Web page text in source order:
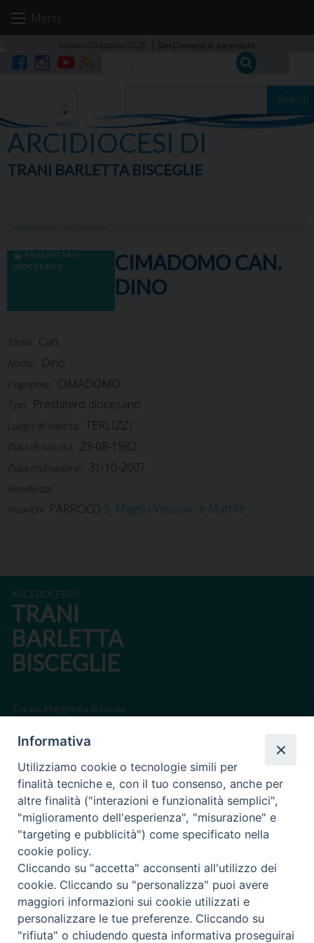
Menu
San Domenico, sacerdote
Search
ARCIDIOCESI DI
TRANI BARLETTA BISCEGLIE
PRESBITERO
DIOCESANO
CIMADOMO CAN.
DINO
Titolo: Can.
Nome: Dino
Cognome: CIMADOMO
Tipo: Presbitero diocesano
Luogo di nascita: TERLIZZI
Data di nascita: 23-08-1982
Data ordinazione: 31-10-2007
Residenza:
Incarichi PARROCO S. Magno Vescovo e Martire
ARCIDIOCESI DI
TRANI
BARLETTA
BISCEGLIE
Corato, Margherita di Savoia,
Regione ecclesiastica Puglia
Via Beltrani, 9
76125 Trani BT
Centralino Tel. 0883 494211
Cancelleria Tel. 0883 494204
cancelleria@arcidiocesitrani.it
Copyright © Arcidiocesi di Trani Barletta Bisceglie
Informativa
Utilizziamo cookie o tecnologie simili per
finalità tecniche e, con il tuo consenso, anche per
altre finalità ("interazioni e funzionalità semplici",
"miglioramento dell'esperienza", "misurazione" e
"targeting e pubblicità") come specificato nella
cookie policy.
Cliccando su "accetta" acconsenti all'utilizzo dei
cookie. Cliccando su "personalizza" puoi avere
maggiori informazioni sui cookie utilizzati e
personalizzare le tue preferenze. Cliccando su
"rifiuta" o chiudendo questa informativa proseguirai